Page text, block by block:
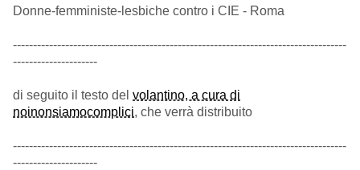
Donne-femministe-lesbiche contro i CIE - Roma
-----------------------------------------------------------------------------------
---------------------
di seguito il testo del volantino, a cura di
noinonsiamocomplici, che verrà distribuito
-----------------------------------------------------------------------------------
---------------------